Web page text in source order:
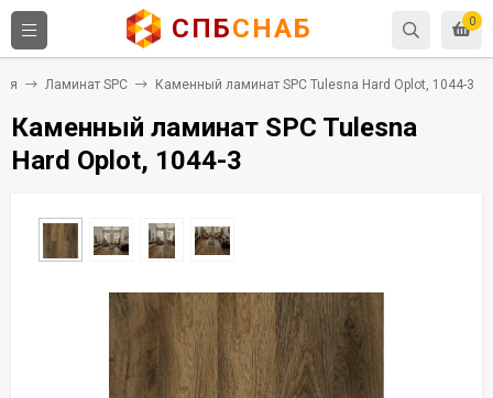
0
СПБСНАБ
Ламинат SPC Каменный ламинат SPC Tulesna Hard Oplot, 1044-3
Каменный ламинат SPC Tulesna
Hard Oplot, 1044-3